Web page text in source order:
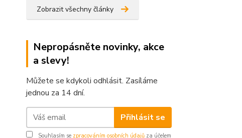
Zobrazit všechny články
Nepropásněte novinky, akce
a slevy!
Můžete se kdykoli odhlásit. Zasíláme
jednou za 14 dní.
Přihlásit se
Souhlasím se zpracováním osobních údajů za účelem